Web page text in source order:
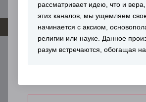
рассматривает идею, что и
этих каналов, мы ущемляем
начинается с аксиом,
религии или науке. Данное
разум встречаются, обогащая